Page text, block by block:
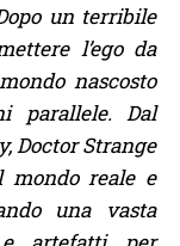
un terribile
l’ego da
nascosto
parallele. Dal
Doctor Strange
reale e
una vasta